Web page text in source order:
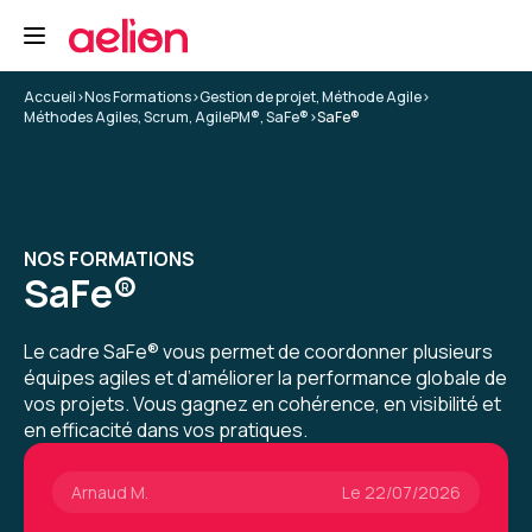
Accueil>Nos Formations>Gestion de projet, Méthode Agile>
Méthodes Agiles, Scrum, AgilePM®, SaFe®>SaFe®
NOS FORMATIONS
SaFe®
Le cadre SaFe® vous permet de coordonner plusieurs
équipes agiles et d’améliorer la performance globale de
vos projets. Vous gagnez en cohérence, en visibilité et
en efficacité dans vos pratiques.
SAFe SA)
5
comprendre les principes Safe, et approfondir
mes connaissances de la méthode agile.
Formation : Leading SAFe - SAFe® Agilist (certification
SAFe SA)
Arnaud M. Le 22/07/2026